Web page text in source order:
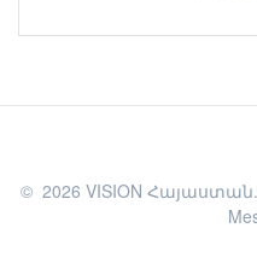
© 2026 VISION Հայաստան.